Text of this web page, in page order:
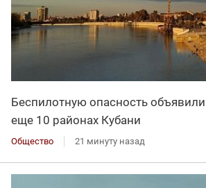
Беспилотную опасность
еще 10 районах Кубани
Общество 21 минуту назад